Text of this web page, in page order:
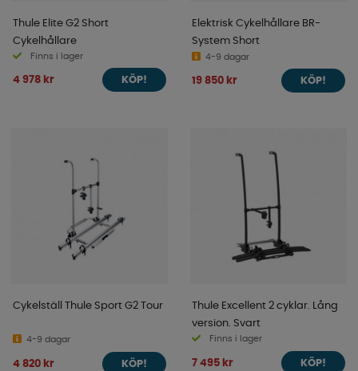
Thule Elite G2 Short
Cykelhållare
Finns i lager
4 978 kr KÖP!
Elektrisk Cykelhållare BR-
System Short
4-9 dagar
19 850 kr KÖP!
Cykelställ Thule Sport G2 Tour
4-9 dagar
4 820 kr KÖP!
Thule Excellent 2 cyklar. Lång
version. Svart
Finns i lager
7 495 kr KÖP!